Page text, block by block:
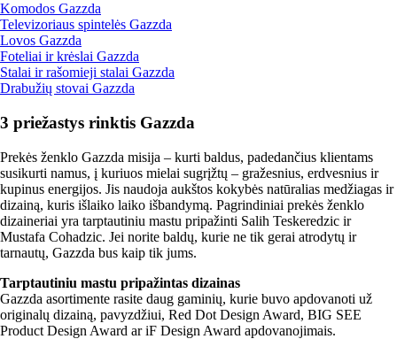
Komodos Gazzda
Televizoriaus spintelės Gazzda
Lovos Gazzda
Foteliai ir krėslai Gazzda
Stalai ir rašomieji stalai Gazzda
Drabužių stovai Gazzda
3 priežastys rinktis Gazzda
Prekės ženklo Gazzda misija – kurti baldus, padedančius klientams
susikurti namus, į kuriuos mielai sugrįžtų – gražesnius, erdvesnius ir
kupinus energijos. Jis naudoja aukštos kokybės natūralias medžiagas ir
dizainą, kuris išlaiko laiko išbandymą. Pagrindiniai prekės ženklo
dizaineriai yra tarptautiniu mastu pripažinti Salih Teskeredzic ir
Mustafa Cohadzic. Jei norite baldų, kurie ne tik gerai atrodytų ir
tarnautų, Gazzda bus kaip tik jums.
Tarptautiniu mastu pripažintas dizainas
Gazzda asortimente rasite daug gaminių, kurie buvo apdovanoti už
originalų dizainą, pavyzdžiui, Red Dot Design Award, BIG SEE
Product Design Award ar iF Design Award apdovanojimais.